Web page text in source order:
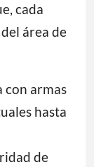
cada
área de
con armas
hasta
de